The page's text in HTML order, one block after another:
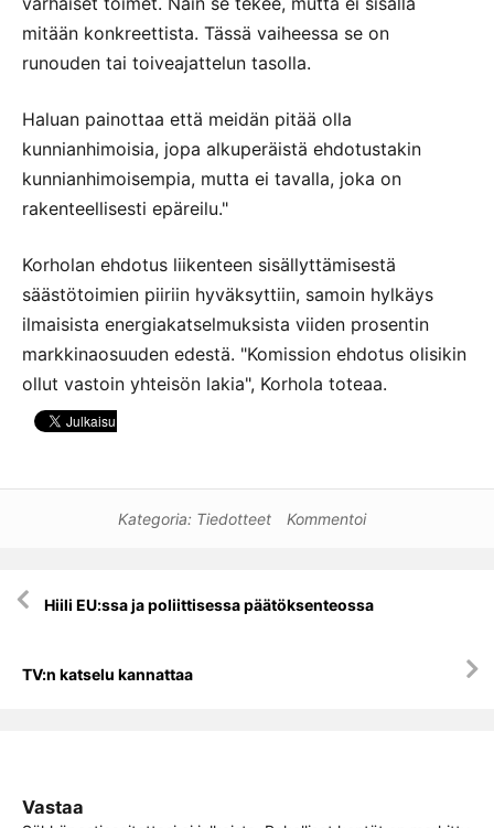
mitään konkreettista. Tässä vaiheessa se on
runouden tai toiveajattelun tasolla.
Haluan painottaa että meidän pitää olla
kunnianhimoisia, jopa alkuperäistä ehdotustakin
kunnianhimoisempia, mutta ei tavalla, joka on
rakenteellisesti epäreilu."
Korholan ehdotus liikenteen sisällyttämisestä
säästötoimien piiriin hyväksyttiin, samoin hylkäys
ilmaisista energiakatselmuksista viiden prosentin
markkinaosuuden edestä. "Komission ehdotus olisikin
ollut vastoin yhteisön lakia", Korhola toteaa.
Kategoria: Tiedotteet Kommentoi
Artikkelien
selausHiili EU:ssa ja poliittisessa päätöksenteossa
TV:n katselu kannattaa
Vastaa